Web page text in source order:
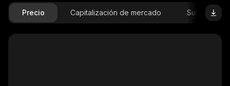
Precio Capitalización de mercado Suministro